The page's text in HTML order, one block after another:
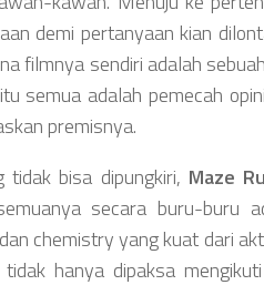
demi pertanyaan kian
filmnya sendiri adalah
semua adalah pemecah
premisnya.
tidak bisa dipungkiri, Maze
secara buru-buru
chemistry yang kuat dari
tidak hanya dipaksa